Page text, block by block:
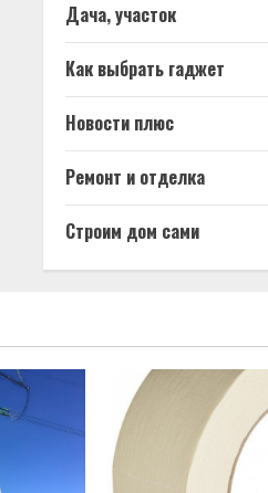
Дача, участок
Как выбрать гаджет
Новости плюс
Ремонт и отделка
Строим дом сами